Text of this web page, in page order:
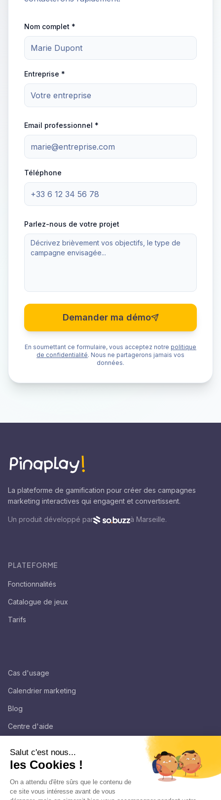
Salut c'est nous...
les Cookies !
On a attendu d'être sûrs que le contenu de
ce site vous intéresse avant de vous
Nom complet *
Entreprise *
Email professionnel *
Téléphone
Parlez-nous de votre projet
Demander ma démo
En soumettant ce formulaire, vous acceptez notre politique
de confidentialité. Nous ne partagerons jamais vos
données.
La plateforme de gamification pour créer des campagnes
marketing interactives qui engagent et convertissent.
Un produit développé par à Marseille.
PLATEFORME
Fonctionnalités
Catalogue de jeux
Tarifs
Cas d'usage
Calendrier marketing
Blog
Centre d'aide
LÉGAL
Mentions légales
Politique de confidentialité